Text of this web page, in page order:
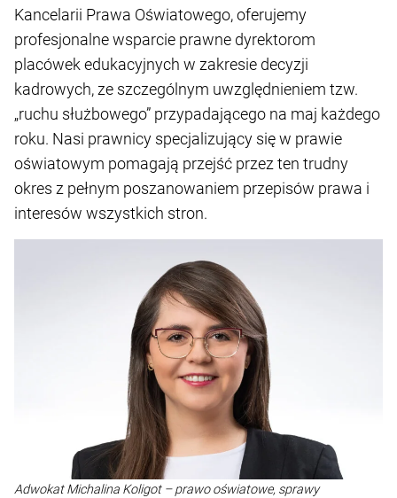
Kancelarii Prawa Oświatowego, oferujemy
profesjonalne wsparcie prawne dyrektorom
placówek edukacyjnych w zakresie decyzji
kadrowych, ze szczególnym uwzględnieniem tzw.
„ruchu służbowego” przypadającego na maj każdego
roku. Nasi prawnicy specjalizujący się w prawie
oświatowym pomagają przejść przez ten trudny
okres z pełnym poszanowaniem przepisów prawa i
interesów wszystkich stron.
Adwokat Michalina Koligot – prawo oświatowe, sprawy